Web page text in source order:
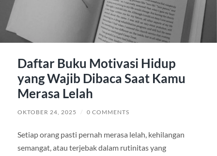
Daftar Buku Motivasi Hidup
yang Wajib Dibaca Saat Kamu
Merasa Lelah
OKTOBER 24, 2025 / 0 COMMENTS
Setiap orang pasti pernah merasa lelah, kehilangan
semangat, atau terjebak dalam rutinitas yang